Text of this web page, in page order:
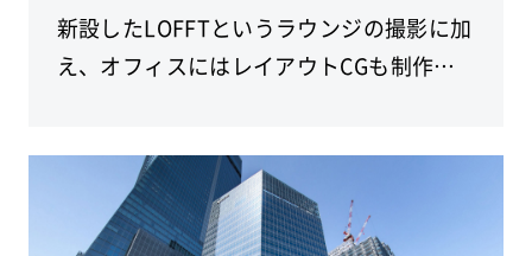
新設したLOFFTというラウンジの撮影に加
え、オフィスにはレイアウトCGも制作し